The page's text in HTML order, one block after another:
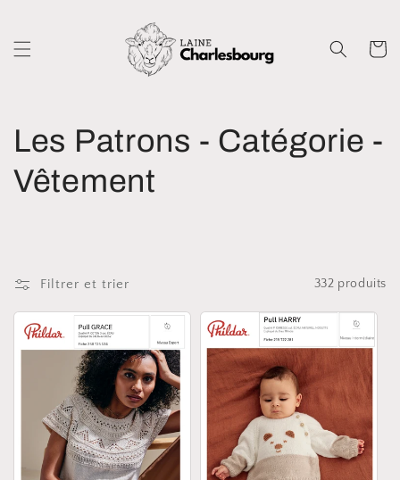
contenu
Panier
C
o
e
c
o
Les Patrons - Catégorie -
Vêtement
Filtrer et trier 332 produits